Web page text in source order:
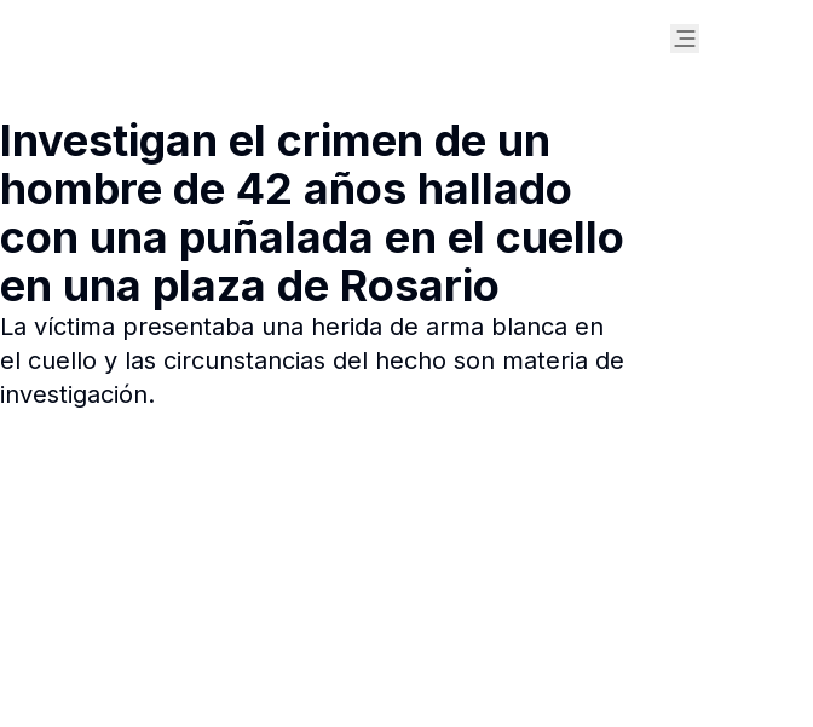
Investigan el crimen de un
hombre de 42 años hallado
con una puñalada en el cuello
en una plaza de Rosario
La víctima presentaba una herida de arma blanca en
el cuello y las circunstancias del hecho son materia de
investigación.